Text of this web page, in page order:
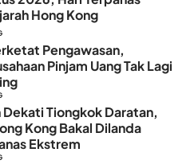
Hong Kong
Pengawasan,
Pinjam Uang Tak Lagi
Tiongkok Daratan,
Kong Bakal Dilanda
Ekstrem